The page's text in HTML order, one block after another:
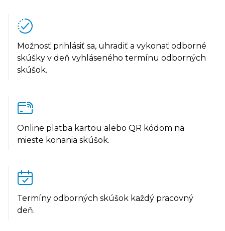
Možnosť prihlásiť sa, uhradiť a vykonať odborné
skúšky v deň vyhláseného termínu odborných
skúšok.
Online platba kartou alebo QR kódom na
mieste konania skúšok.
Termíny odborných skúšok každý pracovný
deň.